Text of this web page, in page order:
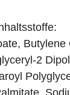
Butylene
2